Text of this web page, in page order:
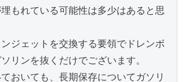
もれている可能性は多少はあると思
ジェットを交換する要領でドレンボ
リンを抜くだけでございます。
おいても、長期保存についてガソリ